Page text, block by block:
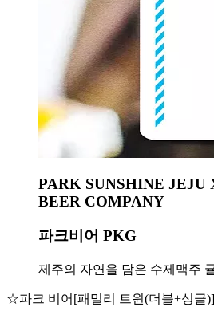
PARK SUNSHINE JEJU
BEER COMPANY
파크비어 PKG
제주의 자연을 담은 수제맥주
☆파크 비어[패밀리 트윈(더블+싱글)]